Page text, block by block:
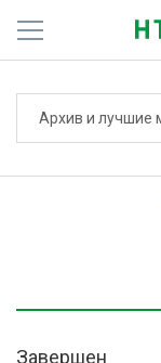
Архив и лучшие
Завершен